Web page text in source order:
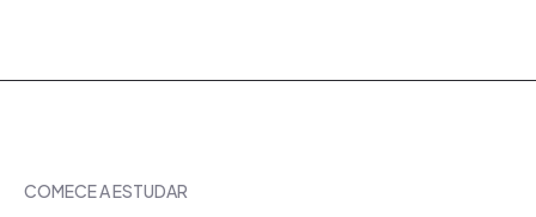
COMECE A ESTUDAR